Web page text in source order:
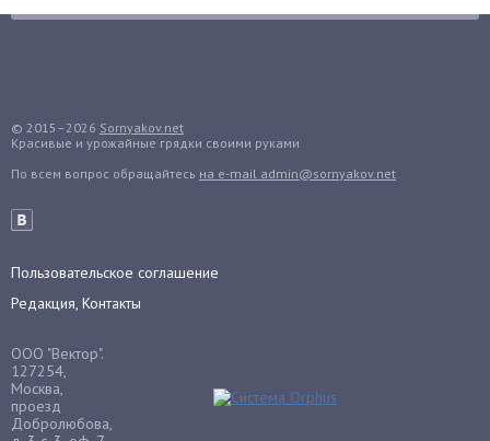
Грибы
Гуава
Гузмания
Диффенбахия
Драцена
Дыня
© 2015–2026 Sornyakov.net
Красивые и урожайные грядки своими руками
По всем вопрос обращайтесь на e-mail admin@sornyakov.net
Пользовательское соглашение
Редакция, Контакты
ООО "Вектор".
127254,
Москва,
проезд
Добролюбова,